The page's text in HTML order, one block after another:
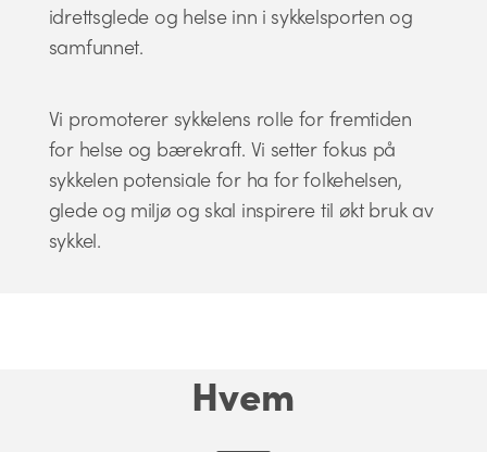
idrettsglede og helse inn i sykkelsporten og
samfunnet.
Vi promoterer sykkelens rolle for fremtiden
for helse og bærekraft. Vi setter fokus på
sykkelen potensiale for ha for folkehelsen,
glede og miljø og skal inspirere til økt bruk av
sykkel.
Hvem